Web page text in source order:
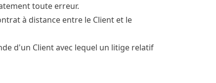
toute erreur.
à distance entre le Client et le
d'un Client avec lequel un litige relatif